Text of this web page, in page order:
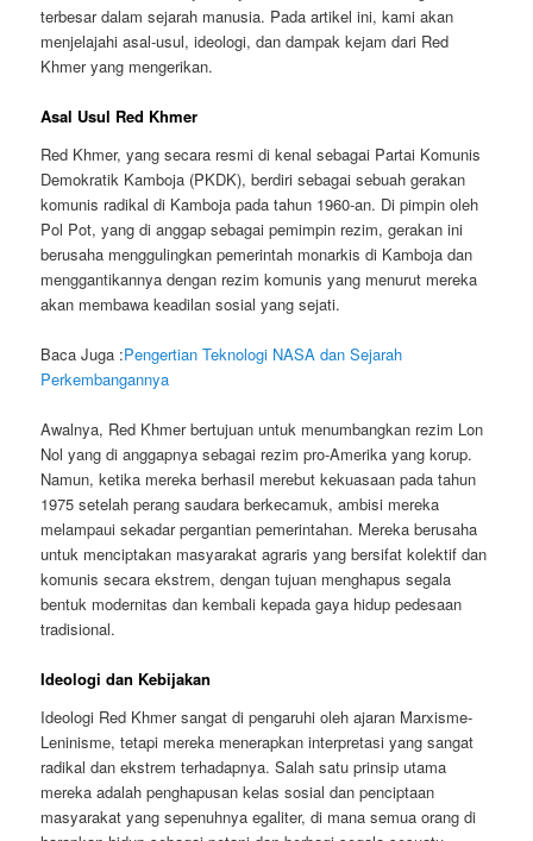
terbesar dalam sejarah manusia. Pada artikel ini, kami akan
menjelajahi asal-usul, ideologi, dan dampak kejam dari Red
Khmer yang mengerikan.
Asal Usul Red Khmer
Red Khmer, yang secara resmi di kenal sebagai Partai Komunis
Demokratik Kamboja (PKDK), berdiri sebagai sebuah gerakan
komunis radikal di Kamboja pada tahun 1960-an. Di pimpin oleh
Pol Pot, yang di anggap sebagai pemimpin rezim, gerakan ini
berusaha menggulingkan pemerintah monarkis di Kamboja dan
menggantikannya dengan rezim komunis yang menurut mereka
akan membawa keadilan sosial yang sejati.
Baca Juga :Pengertian Teknologi NASA dan Sejarah
Perkembangannya
Awalnya, Red Khmer bertujuan untuk menumbangkan rezim Lon
Nol yang di anggapnya sebagai rezim pro-Amerika yang korup.
Namun, ketika mereka berhasil merebut kekuasaan pada tahun
1975 setelah perang saudara berkecamuk, ambisi mereka
melampaui sekadar pergantian pemerintahan. Mereka berusaha
untuk menciptakan masyarakat agraris yang bersifat kolektif dan
komunis secara ekstrem, dengan tujuan menghapus segala
bentuk modernitas dan kembali kepada gaya hidup pedesaan
tradisional.
Ideologi dan Kebijakan
Ideologi Red Khmer sangat di pengaruhi oleh ajaran Marxisme-
Leninisme, tetapi mereka menerapkan interpretasi yang sangat
radikal dan ekstrem terhadapnya. Salah satu prinsip utama
mereka adalah penghapusan kelas sosial dan penciptaan
masyarakat yang sepenuhnya egaliter, di mana semua orang di